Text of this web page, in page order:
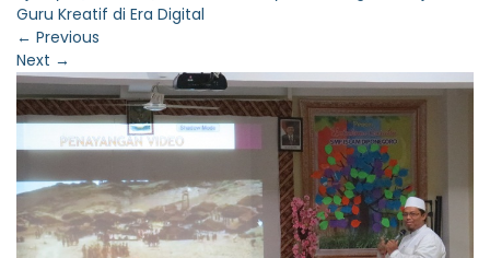
Guru Kreatif di Era Digital
← Previous
Next →